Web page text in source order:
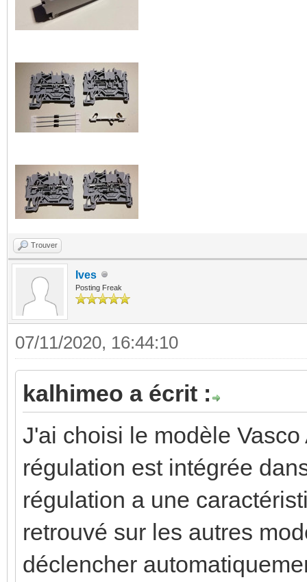
Trouver
Ives
Posting Freak
07/11/2020, 16:44:10
kalhimeo a écrit :
J'ai choisi le modèle
régulation est intégrée
régulation a une
retrouvé sur les autres
déclencher